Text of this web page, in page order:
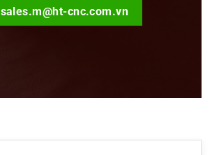
sales.m@ht-cnc.com.vn